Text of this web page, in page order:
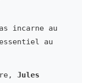
incarne au
au
Jules